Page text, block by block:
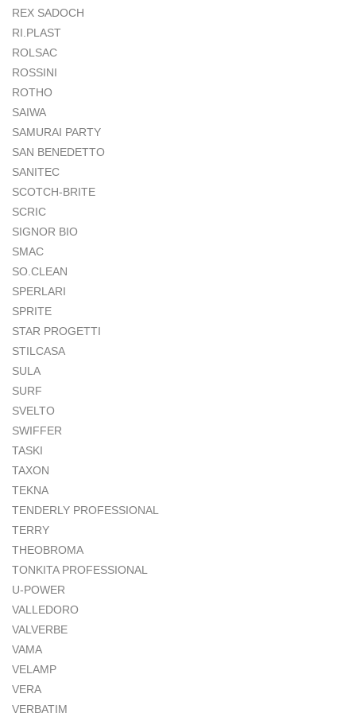
REX SADOCH
RI.PLAST
ROLSAC
ROSSINI
ROTHO
SAIWA
SAMURAI PARTY
SAN BENEDETTO
SANITEC
SCOTCH-BRITE
SCRIC
SIGNOR BIO
SMAC
SO.CLEAN
SPERLARI
SPRITE
STAR PROGETTI
STILCASA
SULA
SURF
SVELTO
SWIFFER
TASKI
TAXON
TEKNA
TENDERLY PROFESSIONAL
TERRY
THEOBROMA
TONKITA PROFESSIONAL
U-POWER
VALLEDORO
VALVERBE
VAMA
VELAMP
VERA
VERBATIM